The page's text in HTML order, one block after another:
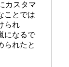
カスタマ
ことでは
られ
になるで
られたと